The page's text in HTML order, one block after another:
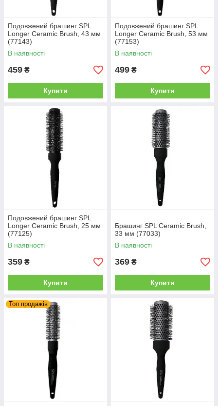
Подовжений брашинг SPL
Longer Ceramic Brush, 43 мм
(77143)
В наявності
459 ₴
Купити
Подовжений брашинг SPL
Longer Ceramic Brush, 53 мм
(77153)
В наявності
499 ₴
Купити
Подовжений брашинг SPL
Longer Ceramic Brush, 25 мм
(77125)
В наявності
359 ₴
Купити
Брашинг SPL Ceramic Brush,
33 мм (77033)
В наявності
369 ₴
Купити
Топ продажів